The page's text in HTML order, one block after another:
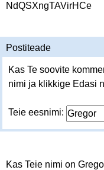
NdQSXngTAVirHCe
Postiteade
Kas Te soovite
nimi ja klikkige Edasi
Teie eesnimi:
Kas Teie nimi on